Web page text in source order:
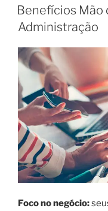
EM
Benefícios Mão
Administração
Foco no negócio: